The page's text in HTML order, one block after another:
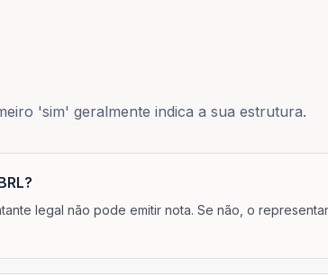
'sim' geralmente indica a sua estrutura.
legal não pode emitir nota. Se não, o